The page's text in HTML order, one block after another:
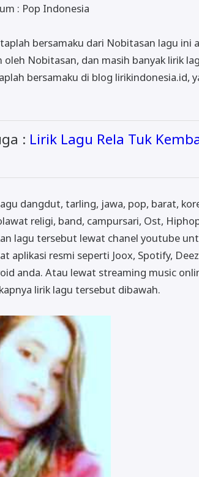
: Pop Indonesia
bersamaku dari Nobitasan lagu ini
oleh Nobitasan, dan masih banyak lirik
bersamaku di blog lirikindonesia.id,
: Lirik Lagu Rela Tuk
dangdut, tarling, jawa, pop, barat,
religi, band, campursari, Ost,
lagu tersebut lewat chanel youtube
aplikasi resmi seperti Joox, Spotify,
anda. Atau lewat streaming music
lirik lagu tersebut dibawah.